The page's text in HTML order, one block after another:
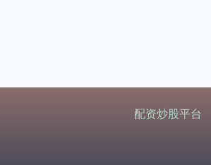
配资炒股平台